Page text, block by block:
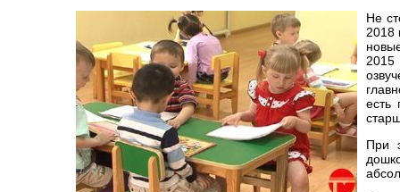
Не
2018
2015
есть
При